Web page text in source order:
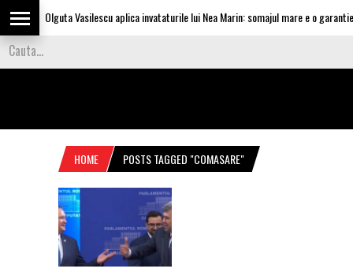
Olguta Vasilescu aplica invataturile lui Nea Marin: somajul mare e o
HOME POSTS TAGGED "COMASARE"